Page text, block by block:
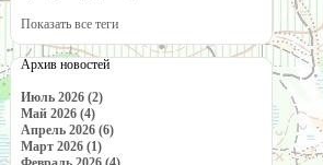
Показать все теги
Архив новостей
Июль 2026 (2)
Май 2026 (4)
Апрель 2026 (6)
Март 2026 (1)